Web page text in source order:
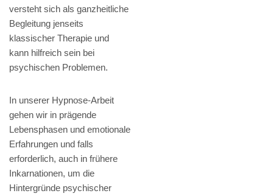
versteht sich als ganzheitliche
Begleitung jenseits
klassischer Therapie und
kann hilfreich sein bei
psychischen Problemen.
In unserer Hypnose-Arbeit
gehen wir in prägende
Lebensphasen und emotionale
Erfahrungen und falls
erforderlich, auch in frühere
Inkarnationen, um die
Hintergründe psychischer